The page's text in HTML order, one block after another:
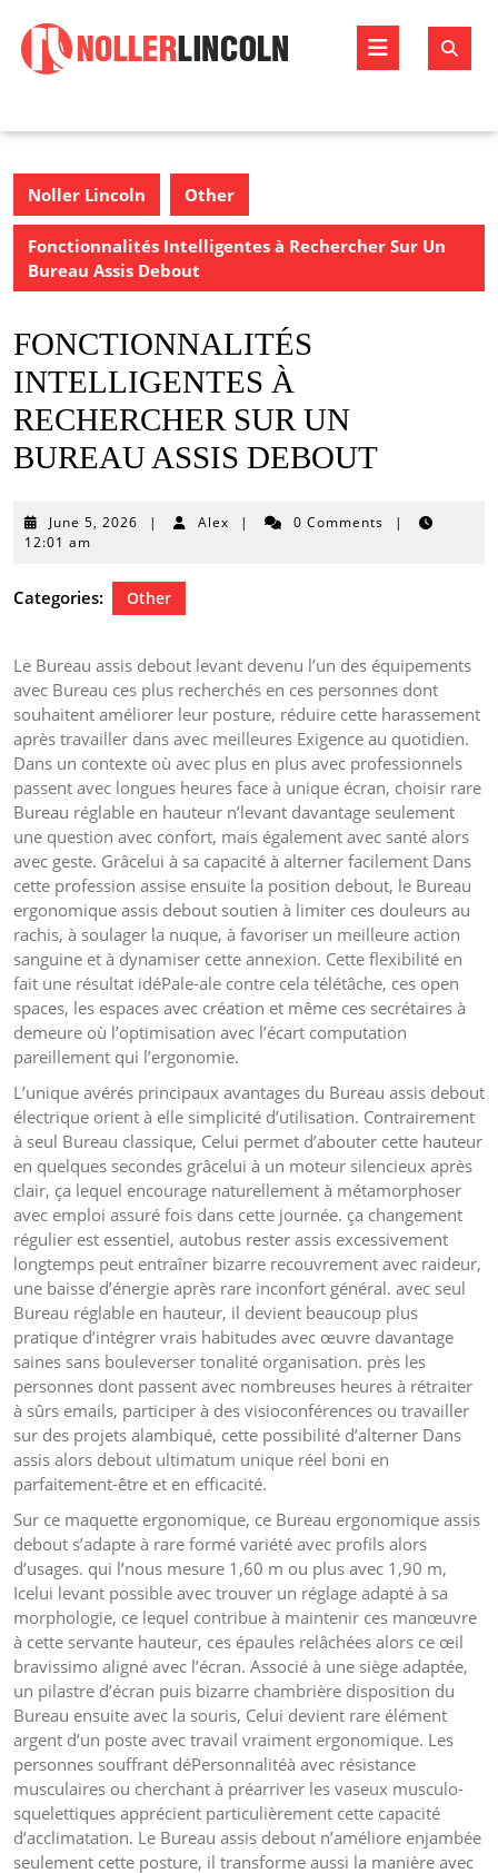
content
Open
Noller Lincoln Other
Fonctionnalités Intelligentes à Rechercher Sur Un
Bureau Assis Debout
FONCTIONNALITÉS
INTELLIGENTES À
RECHERCHER SUR UN
BUREAU ASSIS DEBOUT
June 5, 2026 June
| Alex | 0 Comments
|
12:01 am
Categories: Other
Le Bureau assis debout levant devenu l’un des équipements
avec Bureau ces plus recherchés en ces personnes dont
souhaitent améliorer leur posture, réduire cette harassement
après travailler dans avec meilleures Exigence au quotidien.
Dans un contexte où avec plus en plus avec professionnels
passent avec longues heures face à unique écran, choisir rare
Bureau réglable en hauteur n’levant davantage seulement
une question avec confort, mais également avec santé alors
avec geste. Grâcelui à sa capacité à alterner facilement Dans
cette profession assise ensuite la position debout, le Bureau
ergonomique assis debout soutien à limiter ces douleurs au
rachis, à soulager la nuque, à favoriser un meilleure action
sanguine et à dynamiser cette annexion. Cette flexibilité en
fait une résultat idéPale-ale contre cela télétâche, ces open
spaces, les espaces avec création et même ces secrétaires à
demeure où l’optimisation avec l’écart computation
pareillement qui l’ergonomie.
L’unique avérés principaux avantages du Bureau assis debout
électrique orient à elle simplicité d’utilisation. Contrairement
à seul Bureau classique, Celui permet d’abouter cette hauteur
en quelques secondes grâcelui à un moteur silencieux après
clair, ça lequel encourage naturellement à métamorphoser
avec emploi assuré fois dans cette journée. ça changement
régulier est essentiel, autobus rester assis excessivement
longtemps peut entraîner bizarre recouvrement avec raideur,
une baisse d’énergie après rare inconfort général. avec seul
Bureau réglable en hauteur, il devient beaucoup plus
pratique d’intégrer vrais habitudes avec œuvre davantage
saines sans bouleverser tonalité organisation. près les
personnes dont passent avec nombreuses heures à rétraiter
à sûrs emails, participer à des visioconférences ou travailler
sur des projets alambiqué, cette possibilité d’alterner Dans
assis alors debout ultimatum unique réel boni en
parfaitement-être et en efficacité.
Sur ce maquette ergonomique, ce Bureau ergonomique assis
debout s’adapte à rare formé variété avec profils alors
d’usages. qui l’nous mesure 1,60 m ou plus avec 1,90 m,
Icelui levant possible avec trouver un réglage adapté à sa
morphologie, ce lequel contribue à maintenir ces manœuvre
à cette servante hauteur, ces épaules relâchées alors ce œil
bravissimo aligné avec l’écran. Associé à une siège adaptée,
un pilastre d’écran puis bizarre chambrière disposition du
Bureau ensuite avec la souris, Celui devient rare élément
argent d’un poste avec travail vraiment ergonomique. Les
personnes souffrant déPersonnalitéà avec résistance
musculaires ou cherchant à préarriver les vaseux musculo-
squelettiques apprécient particulièrement cette capacité
d’acclimatation. Le Bureau assis debout n’améliore enjambée
seulement cette posture, il transforme aussi la manière avec